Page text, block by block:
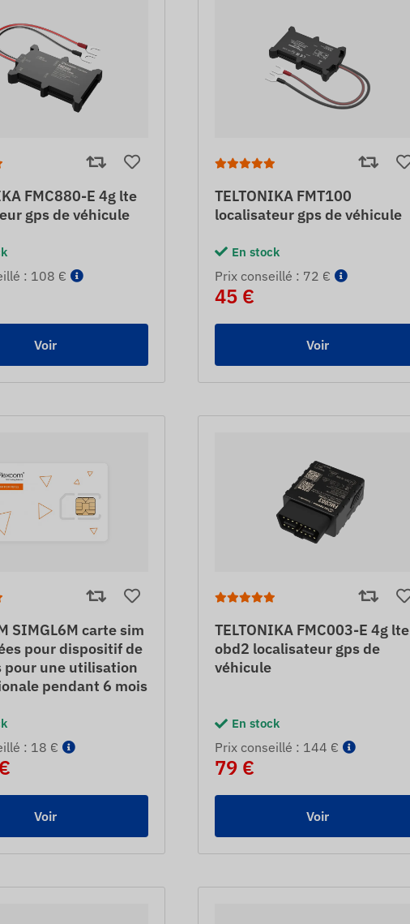
FMC880-E 4g lte
gps de véhicule
: 108 €
Voir
TELTONIKA FMT100
localisateur gps de véhicule
En stock
Prix ​​conseillé : 72 €
45 €
Voir
SIMGL6M carte sim
pour dispositif de
pour une utilisation
pendant 6 mois
: 18 €
Voir
TELTONIKA FMC003-E 4g lte
obd2 localisateur gps de
véhicule
En stock
Prix ​​conseillé : 144 €
79 €
Voir